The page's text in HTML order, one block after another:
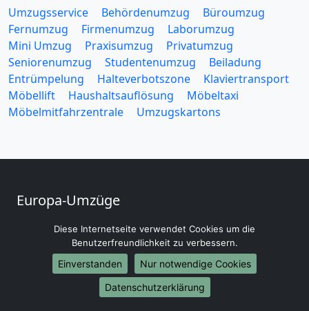
Umzugsservice Behördenumzug
Büroumzug
Fernumzug
Firmenumzug
Laborumzug
Mini Umzug
Praxisumzug
Privatumzug
Seniorenumzug
Studentenumzug
Beiladung
Entrümpelung
Halteverbotszone
Klaviertransport
Möbellift
Haushaltsauflösung
Möbeltaxi
Möbelmitfahrzentrale
Umzugskartons
Europa-Umzüge
Umzug von Villingen Schwenningen nach Belarus
Umzug von Villingen Schwenningen nach Belgien
Umzug von Villingen Schwenningen nach Bulgarien
Umzug von Villingen Schwenningen nach Dänemark
Umzug von Villingen Schwenningen nach England
Diese Internetseite verwendet Cookies um die
Benutzerfreundlichkeit zu verbessern.
Einverstanden
Nur notwendige Cookies
Datenschutzerklärung